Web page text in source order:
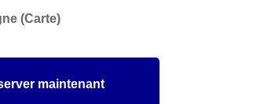
(Carte)
maintenant